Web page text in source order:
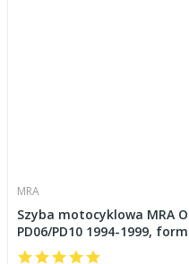
MRA
Szyba motocyklowa MRA
PD06/PD10 1994-1999,